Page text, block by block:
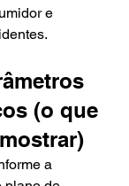
e
(o que
a